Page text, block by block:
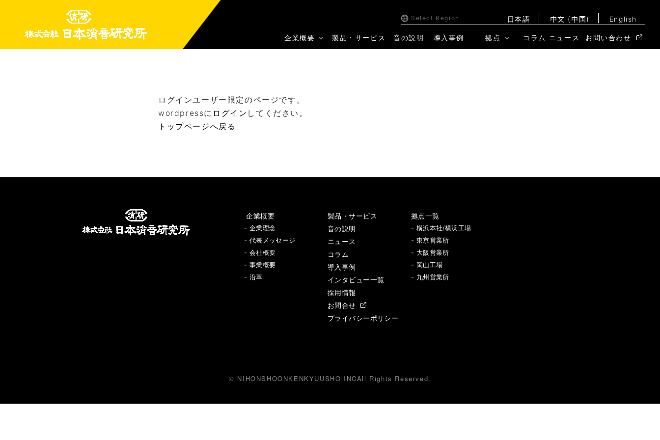
Select Region 日本語 中文 (中国) English
企業概要 製品・サービス 音の説明 導入事例 拠点 コラム ニュース お問い合わせ
ログインユーザー限定のページです。
wordpressに ログイン してください。
トップページへ戻る
企業概要
- 企業理念
- 代表メッセージ
- 会社概要
- 事業概要
- 沿革
製品・サービス
音の説明
ニュース
コラム
導入事例
インタビュー一覧
採用情報
お問合せ
プライバシーポリシー
拠点一覧
- 横浜本社/横浜工場
- 東京営業所
- 大阪営業所
- 岡山工場
- 九州営業所
© NIHONSHOONKENKYUUSHO INCAll Rights Reserved.